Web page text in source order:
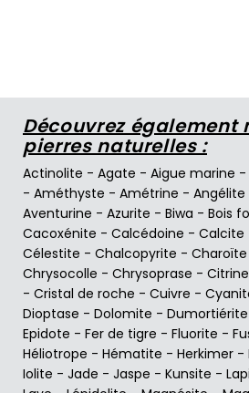
Découvrez également
pierres naturelles :
Actinolite - Agate - Aigue marine -
- Améthyste - Amétrine - Angélite
Aventurine - Azurite - Biwa - Bois
Cacoxénite - Calcédoine - Calcite
Célestite - Chalcopyrite - Charoïte
Chrysocolle - Chrysoprase - Citrine
- Cristal de roche - Cuivre -
Dioptase - Dolomite - Dumortiérite
Epidote - Fer de tigre - Fluorite -
Héliotrope - Hématite - Herkimer -
Iolite - Jade - Jaspe - Kunsite -